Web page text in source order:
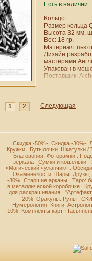
Есть в наличии
Кольцо.
Размер кольца
Высота 32 мм,
Вес: 18 гр.
Материал:
Дизайн
мастерами
Упакован в
Поставщик:
1 2 Следующая
Скидка -50%- Скидка -30%-
Кружки
Бутылочки. Шкатулки /
Благовония. Фоторамки
зеркала
Сумки и кошельки -
«Магический чуланчик»
Окаменелости Шары
-30%. Старшие арканы
Таро:
в металлической коробочке
для раскрашивания
-20% Оракулы Руны
Нумерология. Книги:
-10% Комплекты карт.